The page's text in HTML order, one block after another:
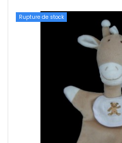
Rupture de stock